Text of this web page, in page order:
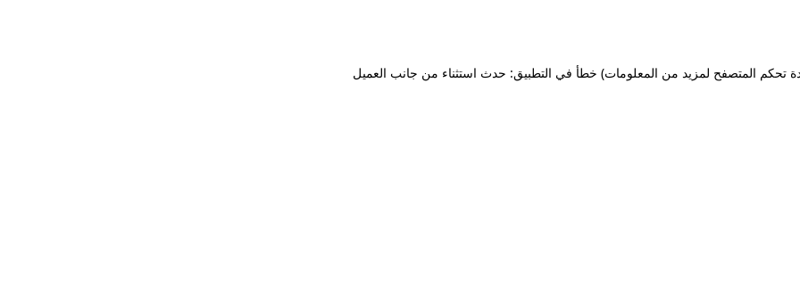
خطأ في التطبيق: حدث استثناء من جانب العميل تحكم المتصفح لمزيد من المعلومات)